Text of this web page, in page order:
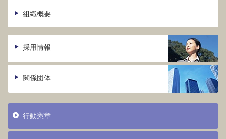
組織概要
採用情報
関係団体
行動憲章